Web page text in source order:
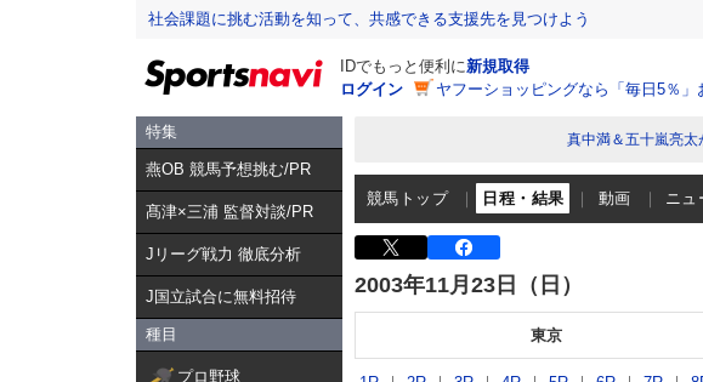
社会課題に挑む活動を知って、共感できる支援先を見つけよう
IDでもっと便利に新規取得
ログイン
ヤフーショッピングなら「毎日5％」
特集
燕OB 競馬予想挑む/PR
髙津×三浦 監督対談/PR
Jリーグ戦力 徹底分析
J国立試合に無料招待
種目
プロ野球
真中満＆五十嵐亮太
競馬トップ 日程・結果 動画 ニュ
2003年11月23日（日）
東京